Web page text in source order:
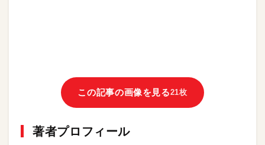
この記事の画像を見る21枚
著者プロフィール